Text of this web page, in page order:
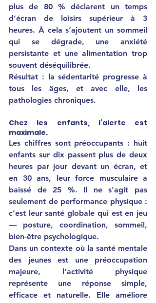
plus de 80 % déclarent un temps
d’écran de loisirs supérieur à 3
heures. À cela s’ajoutent un sommeil
qui se dégrade, une anxiété
persistante et une alimentation trop
souvent déséquilibrée.
Résultat : la sédentarité progresse à
tous les âges, et avec elle, les
pathologies chroniques.
Chez les enfants, l’alerte est
maximale.
Les chiffres sont préoccupants : huit
enfants sur dix passent plus de deux
heures par jour devant un écran, et
en 30 ans, leur force musculaire a
baissé de 25 %. Il ne s'agit pas
seulement de performance physique :
c’est leur santé globale qui est en jeu
— posture, coordination, sommeil,
bien-être psychologique.
Dans un contexte où la santé mentale
des jeunes est une préoccupation
majeure, l’activité physique
représente une réponse simple,
efficace et naturelle. Elle améliore